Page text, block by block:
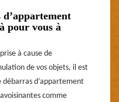
pour vous à
à cause de
de vos objets, il est
d’appartement
comme